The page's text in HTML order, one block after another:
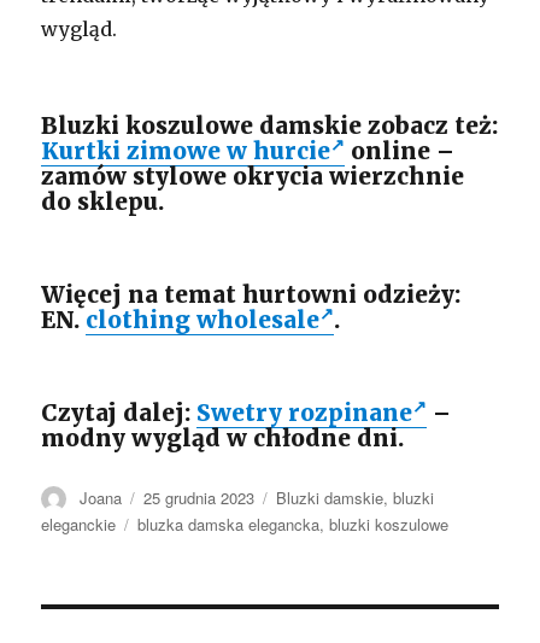
wygląd.
Bluzki koszulowe damskie zobacz też:
Kurtki zimowe w hurcie
online –
zamów stylowe okrycia wierzchnie
do sklepu.
Więcej na temat hurtowni odzieży:
EN. clothing wholesale .
Czytaj dalej: Swetry rozpinane
–
modny wygląd w chłodne dni.
Autor
Joana Opublikowano
25 grudnia 2023 Kategorie
Bluzki damskie,bluzki
eleganckie
Tagi
bluzka damska elegancka,bluzki koszulowe